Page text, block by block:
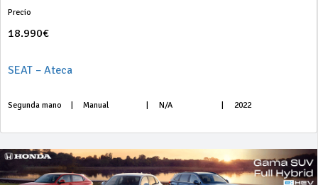
Precio
18.990€
SEAT – Ateca
Segunda mano Manual N/A 2022